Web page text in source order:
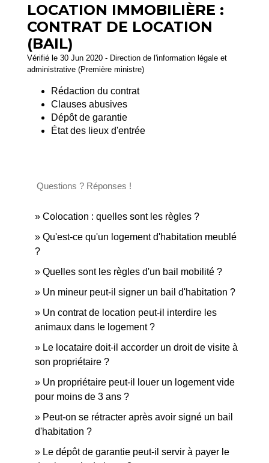
LOCATION IMMOBILIÈRE :
CONTRAT DE LOCATION
(BAIL)
Vérifié le 30 Jun 2020 - Direction de l'information légale et
administrative (Première ministre)
Rédaction du contrat
Clauses abusives
Dépôt de garantie
État des lieux d'entrée
Questions ? Réponses !
Colocation : quelles sont les règles ?
Qu'est-ce qu'un logement d'habitation meublé
?
Quelles sont les règles d'un bail mobilité ?
Un mineur peut-il signer un bail d'habitation ?
Un contrat de location peut-il interdire les
animaux dans le logement ?
Le locataire doit-il accorder un droit de visite à
son propriétaire ?
Un propriétaire peut-il louer un logement vide
pour moins de 3 ans ?
Peut-on se rétracter après avoir signé un bail
d'habitation ?
Le dépôt de garantie peut-il servir à payer le